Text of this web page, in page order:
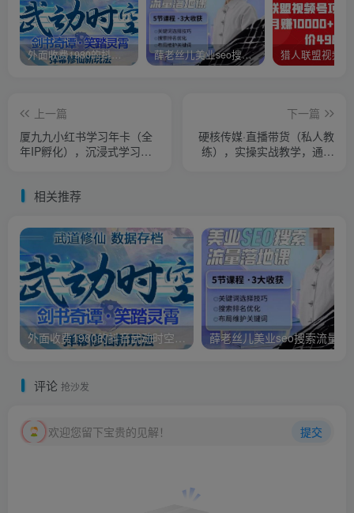
外面收费1980的抖音武动时空直播项目，无需真人出镜，实时互动直播【软件+详细教程】 薛老丝儿美业seo搜索流量落地课，一周暴涨20w粉丝，全干货讲解
上一篇
厦九九小红书学习年卡（全
年IP孵化），沉浸式学习，
下一篇
硬核传媒·直播带货（私人教
练），实操实战教学，通俗
相关推荐
评论 抢沙发
欢迎您留下宝贵的见解！ 提交